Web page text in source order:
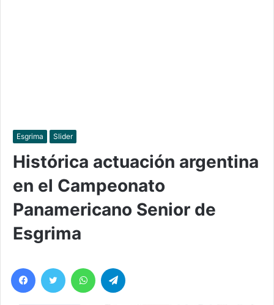
Esgrima Slider
Histórica actuación argentina
en el Campeonato
Panamericano Senior de
Esgrima
Facebook
Twitter WhatsApp